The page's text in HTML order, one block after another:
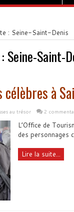
: Seine-Saint-Denis
Seine-Saint-
célèbres à
au trésor 2
L’Office de
des personnages
Lire la suite...